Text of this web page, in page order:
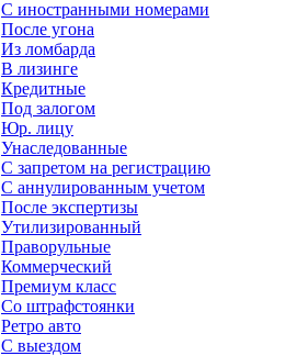
С иностранными номерами
После угона
Из ломбарда
В лизинге
Кредитные
Под залогом
Юр. лицу
Унаследованные
С запретом на регистрацию
С аннулированным учетом
После экспертизы
Утилизированный
Праворульные
Коммерческий
Премиум класс
Со штрафстоянки
Ретро авто
С выездом